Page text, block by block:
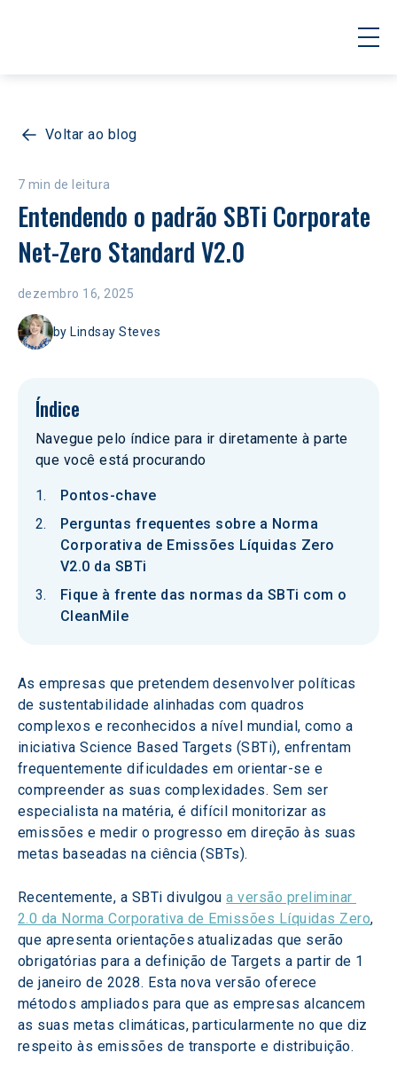
Voltar ao blog
7 min de leitura
Entendendo o padrão SBTi Corporate
Net-Zero Standard V2.0
dezembro 16, 2025
by Lindsay Steves
Índice
Navegue pelo índice para ir diretamente à parte
que você está procurando
Pontos-chave
Perguntas frequentes sobre a Norma
Corporativa de Emissões Líquidas Zero
V2.0 da SBTi
Fique à frente das normas da SBTi com o
CleanMile
As empresas que pretendem desenvolver políticas
de sustentabilidade alinhadas com quadros
complexos e reconhecidos a nível mundial, como a
iniciativa Science Based Targets (SBTi), enfrentam
frequentemente dificuldades em orientar-se e
compreender as suas complexidades. Sem ser
especialista na matéria, é difícil monitorizar as
emissões e medir o progresso em direção às suas
metas baseadas na ciência (SBTs).
Recentemente, a SBTi divulgou a versão preliminar
2.0 da Norma Corporativa de Emissões Líquidas Zero,
que apresenta orientações atualizadas que serão
obrigatórias para a definição de Targets a partir de 1
de janeiro de 2028. Esta nova versão oferece
métodos ampliados para que as empresas alcancem
as suas metas climáticas, particularmente no que diz
respeito às emissões de transporte e distribuição.